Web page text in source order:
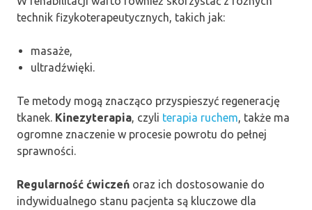
technik fizykoterapeutycznych, takich jak:
masaże,
ultradźwięki.
Te metody mogą znacząco przyspieszyć regenerację
tkanek. Kinezyterapia, czyli terapia ruchem, także ma
ogromne znaczenie w procesie powrotu do pełnej
sprawności.
Regularność ćwiczeń oraz ich dostosowanie do
indywidualnego stanu pacjenta są kluczowe dla